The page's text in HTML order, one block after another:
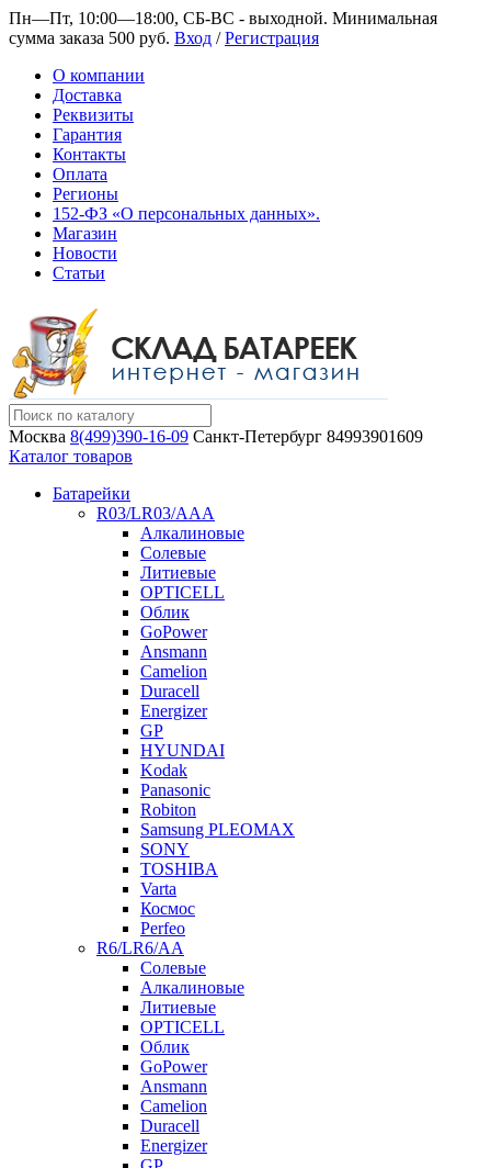
Пн—Пт, 10:00—18:00, СБ-ВС - выходной. Минимальная
сумма заказа 500 руб. Вход /Регистрация
О компании
Доставка
Реквизиты
Гарантия
Контакты
Оплата
Регионы
152-ФЗ «О персональных данных».
Магазин
Новости
Статьи
Москва 8(499)390-16-09 Санкт-Петербург 84993901609
Каталог товаров
Батарейки
R03/LR03/AAA
Алкалиновые
Солевые
Литиевые
OPTICELL
Облик
GoPower
Ansmann
Camelion
Duracell
Energizer
GP
HYUNDAI
Kodak
Panasonic
Robiton
Samsung PLEOMAX
SONY
TOSHIBA
Varta
Космос
Perfeo
R6/LR6/AA
Солевые
Алкалиновые
Литиевые
OPTICELL
Облик
GoPower
Ansmann
Camelion
Duracell
Energizer